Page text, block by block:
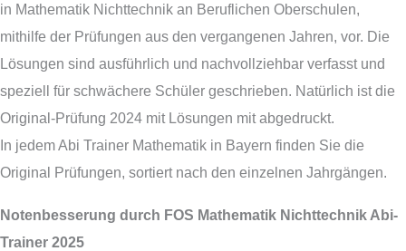
in Mathematik Nichttechnik an Beruflichen Oberschulen,
mithilfe der Prüfungen aus den vergangenen Jahren, vor. Die
Lösungen sind ausführlich und nachvollziehbar verfasst und
speziell für schwächere Schüler geschrieben. Natürlich ist die
Original-Prüfung 2024 mit Lösungen mit abgedruckt.
In jedem Abi Trainer Mathematik in Bayern finden Sie die
Original Prüfungen, sortiert nach den einzelnen Jahrgängen.
Notenbesserung durch FOS Mathematik Nichttechnik Abi-
Trainer 2025